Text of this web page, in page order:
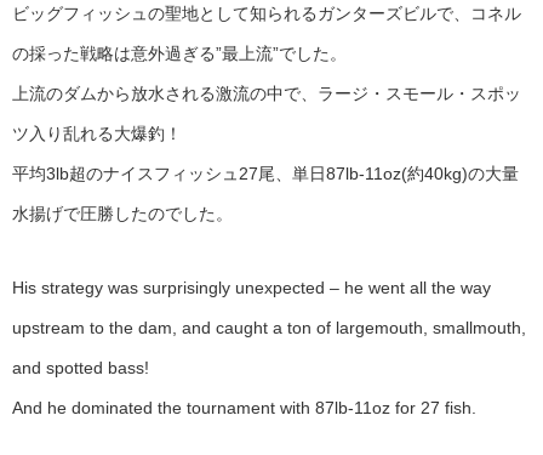
ビッグフィッシュの聖地として知られるガンターズビルで、コネル
の採った戦略は意外過ぎる”最上流”でした。
上流のダムから放水される激流の中で、ラージ・スモール・スポッ
ツ入り乱れる大爆釣！
平均3lb超のナイスフィッシュ27尾、単日87lb-11oz(約40kg)の大量
水揚げで圧勝したのでした。
His strategy was surprisingly unexpected – he went all the way
upstream to the dam, and caught a ton of largemouth, smallmouth,
and spotted bass!
And he dominated the tournament with 87lb-11oz for 27 fish.